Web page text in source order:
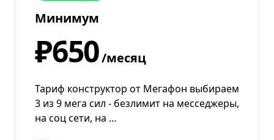
Минимум
₽650/месяц
Тариф конструктор от Мегафон выбираем
3 из 9 мега сил - безлимит на месседжеры,
на соц сети, на …